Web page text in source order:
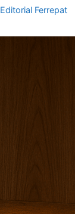
Editorial Ferrepat